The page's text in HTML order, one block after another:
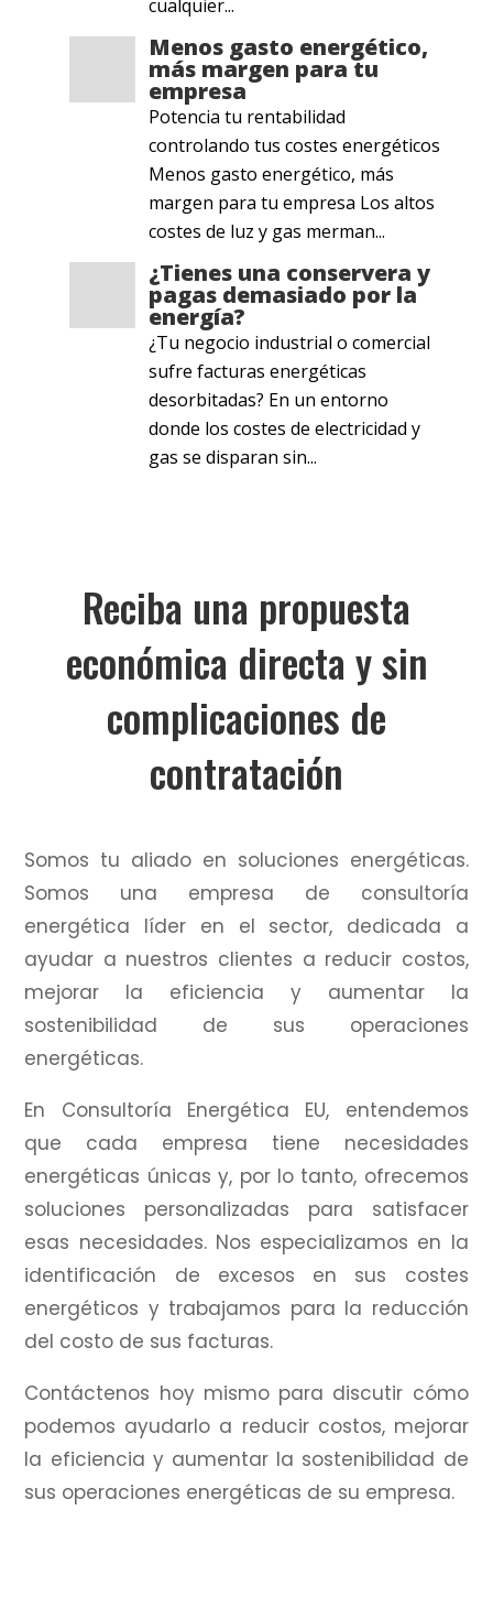
cualquier...
Menos gasto energético,
más margen para tu
empresa
Potencia tu rentabilidad
controlando tus costes energéticos
Menos gasto energético, más
margen para tu empresa Los altos
costes de luz y gas merman...
¿Tienes una conservera y
pagas demasiado por la
energía?
¿Tu negocio industrial o comercial
sufre facturas energéticas
desorbitadas? En un entorno
donde los costes de electricidad y
gas se disparan sin...
Reciba una propuesta
económica directa y sin
complicaciones de
contratación
Somos tu aliado en soluciones energéticas.
Somos una empresa de consultoría
energética líder en el sector, dedicada a
ayudar a nuestros clientes a reducir costos,
mejorar la eficiencia y aumentar la
sostenibilidad de sus operaciones
energéticas.
En Consultoría Energética EU, entendemos
que cada empresa tiene necesidades
energéticas únicas y, por lo tanto, ofrecemos
soluciones personalizadas para satisfacer
esas necesidades. Nos especializamos en la
identificación de excesos en sus costes
energéticos y trabajamos para la reducción
del costo de sus facturas.
Contáctenos hoy mismo para discutir cómo
podemos ayudarlo a reducir costos, mejorar
la eficiencia y aumentar la sostenibilidad de
sus operaciones energéticas de su empresa.